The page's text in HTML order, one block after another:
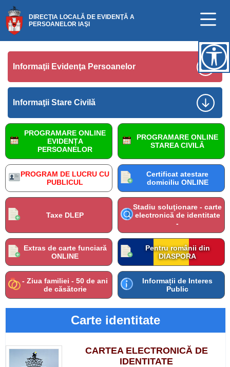
DIRECŢIA LOCALĂ DE EVIDENŢĂ A
PERSOANELOR IAŞI
Informaţii Evidenţa Persoanelor
Informaţii Stare Civilă
PROGRAM DE LUCRU CU
PUBLICUL
PROGRAMARE ONLINE
EVIDENȚA
PERSOANELOR
PROGRAMARE ONLINE
STAREA CIVILĂ
Certificat atestare
domiciliu ONLINE
Taxe DLEP
Stadiu soluţionare - carte
electronică de identitate
-
Extras de carte funciară
ONLINE
Pentru românii din
DIASPORA
- Ziua familiei - 50 de ani
de căsătorie
Informații de Interes
Public
Carte identitate
CARTEA ELECTRONICĂ DE
IDENTITATE